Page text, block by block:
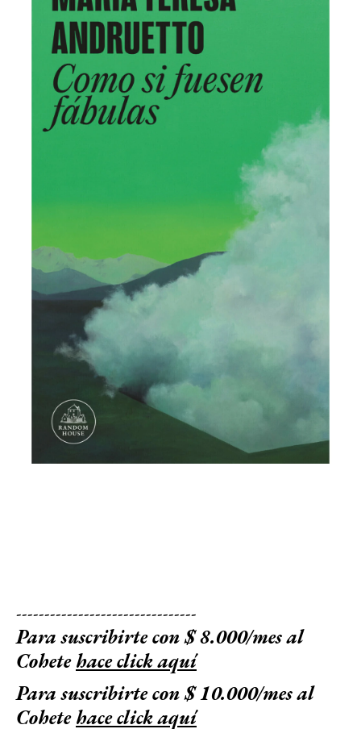
--------------------------------
Para suscribirte con $ 8.000/mes al
Cohetehace click aquí
Para suscribirte con $ 10.000/mes al
Cohetehace click aquí